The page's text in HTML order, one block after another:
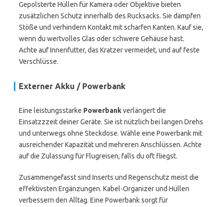
Gepolsterte Hüllen für Kamera oder Objektive bieten
zusätzlichen Schutz innerhalb des Rucksacks. Sie dämpfen
Stöße und verhindern Kontakt mit scharfen Kanten. Kauf sie,
wenn du wertvolles Glas oder schwere Gehäuse hast.
Achte auf Innenfutter, das Kratzer vermeidet, und auf feste
Verschlüsse.
Externer Akku / Powerbank
Eine leistungsstarke Powerbankverlängert die
Einsatzzzeit deiner Geräte. Sie ist nützlich bei langen Drehs
und unterwegs ohne Steckdose. Wähle eine Powerbank mit
ausreichender Kapazität und mehreren Anschlüssen. Achte
auf die Zulassung für Flugreisen, falls du oft fliegst.
Zusammengefasst sind Inserts und Regenschutz meist die
effektivsten Ergänzungen. Kabel-Organizer und Hüllen
verbessern den Alltag. Eine Powerbank sorgt für